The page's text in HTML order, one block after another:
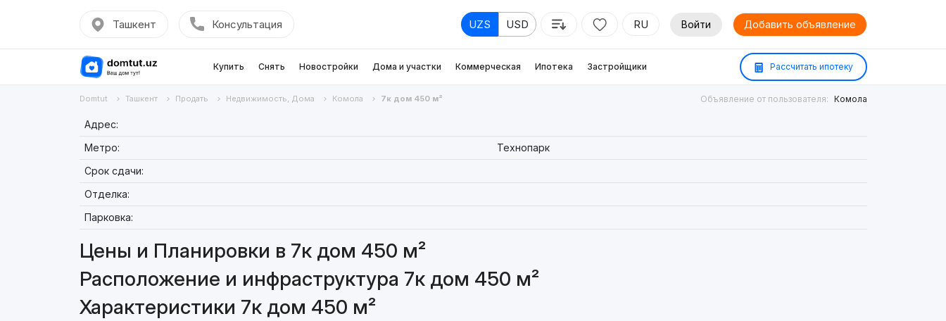
Ташкент Консультация UZS USD RU Войти Добавить объявление
Купить Снять Новостройки Дома и участки Коммерческая Ипотека Застройщики Рассчитать ипотеку
Domtut Ташкент Продать Недвижимость, Дома Комола 7к дом 450 м² Объявление от пользователя: Комола
Адрес:
Метро:
Технопарк
Срок сдачи:
Отделка:
Парковка:
Цены и Планировки в 7к дом 450 м²
Расположение и инфраструктура 7к дом 450 м²
Характеристики 7к дом 450 м²